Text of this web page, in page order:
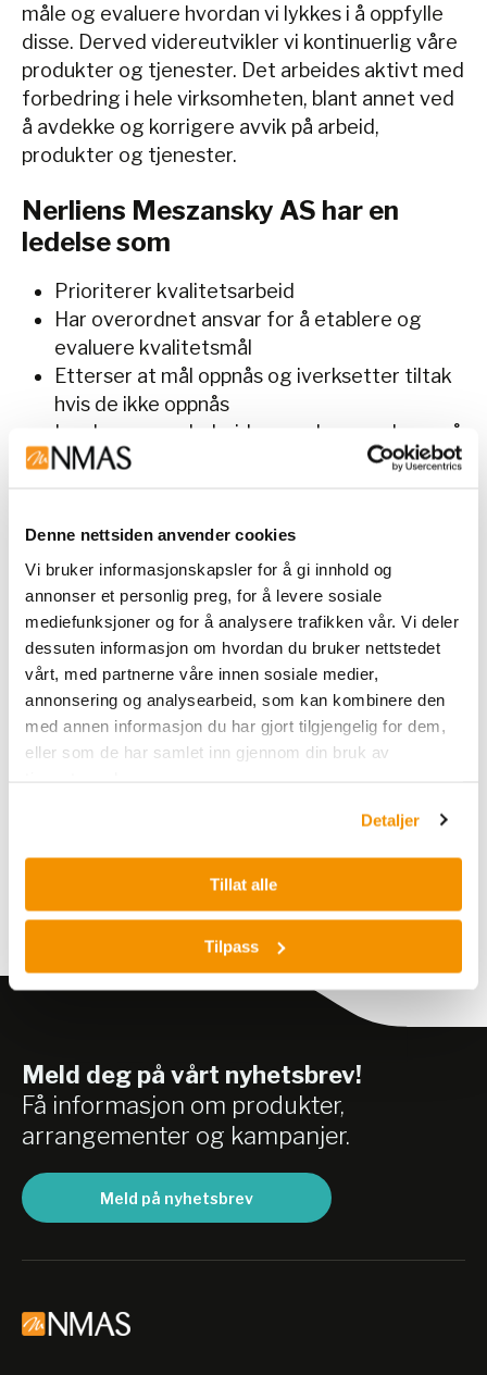
Denne nettsiden anvender cookies
Vi bruker informasjonskapsler for å gi innhold og
annonser et personlig preg, for å levere sosiale
mediefunksjoner og for å analysere trafikken vår. Vi deler
dessuten informasjon om hvordan du bruker nettstedet
vårt, med partnerne våre innen sosiale medier,
annonsering og analysearbeid, som kan kombinere den
med annen informasjon du har gjort tilgjengelig for dem,
eller som de har samlet inn gjennom din bruk av
Detaljer
Tillat alle
Tilpass
måle og evaluere hvordan vi lykkes i å oppfylle
disse. Derved videreutvikler vi kontinuerlig våre
produkter og tjenester. Det arbeides aktivt med
forbedring i hele virksomheten, blant annet ved
å avdekke og korrigere avvik på arbeid,
produkter og tjenester.
Nerliens Meszansky AS har en
ledelse som
Prioriterer kvalitetsarbeid
Har overordnet ansvar for å etablere og
evaluere kvalitetsmål
Etterser at mål oppnås og iverksetter tiltak
hvis de ikke oppnås
Involverer medarbeidere og leverandører på
en måte som sikrer forståelse og
Nerliens Meszansky AS har
medarbeidere som
Er kjent med, forstår og identifiserer seg
med vår kvalitetspolicy
Er kjent med, forstår og identifiserer seg
med våre mål
reagerer på avvik og tar initiativ til
ISO 9001:2015 sertifikat
Meld deg på vårt nyhetsbrev!
Få informasjon om produkter,
arrangementer og kampanjer.
Meld på nyhetsbrev